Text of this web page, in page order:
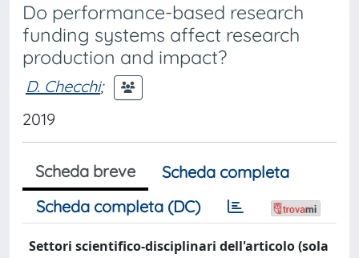
Do performance-based research
funding systems affect research
production and impact?
D. Checchi;
2019
Scheda breve
Scheda completa
Scheda completa (DC)
Settori scientifico-disciplinari dell'articolo (sola